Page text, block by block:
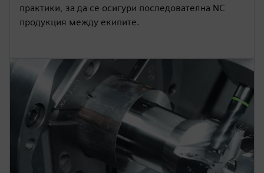
практики, за да се осигури последователна NC
продукция между екипите.